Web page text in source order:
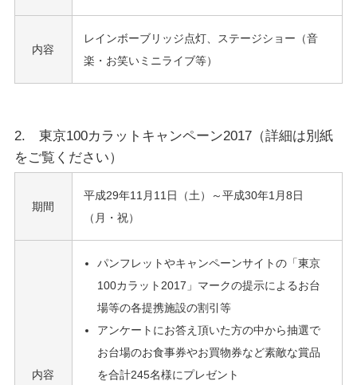
内容
レインボーブリッジ点灯、ステージショー（音
楽・お笑いミニライブ等）
2. 東京100カラットキャンペーン2017（詳細は別紙
をご覧ください）
期間
平成29年11月11日（土）～平成30年1月8日
（月・祝）
内容
パンフレットやキャンペーンサイトの「東京
100カラット2017」マークの提示によるお台
場等の各提携施設の割引等
アンケートにお答え頂いた方の中から抽選で
お台場のお食事券やお買物券など素敵な賞品
を合計245名様にプレゼント